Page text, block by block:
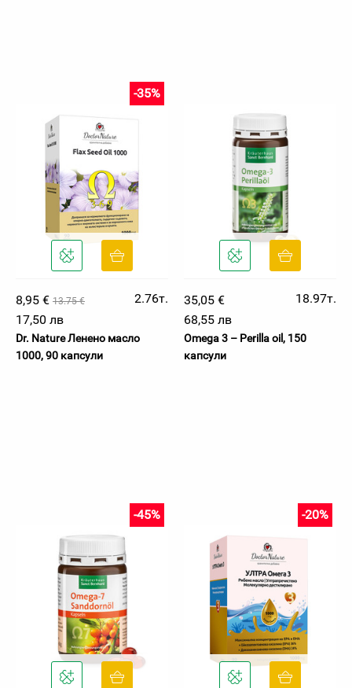
8,95 € 13.75 €
-35%
2.76т.
17,50 лв
Dr. Nature Ленено масло
1000, 90 капсули
35,05 €
18.97т.
68,55 лв
Omega 3 – Perilla oil, 150
капсули
-45% -20%